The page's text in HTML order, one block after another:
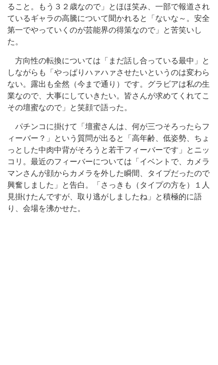
ること。もう３２歳なので」とほほ笑み、一部で報道され
ているギャラの高騰について聞かれると「ないな～。安全
第一でやっていくのが芸能界の得策なので」と苦笑いし
た。
方向性の転換については「まだ話し合っている最中」と
しながらも「やっぱりハァハァさせたいというのは変わら
ない。露出も全然（今まで通り）です。グラビアは私の生
業なので、大事にしていきたい。皆さんが求めてくれてこ
その壇蜜なので」と笑顔で語った。
パチンコに掛けて「壇蜜さんは、何が三つそろったらフ
ィーバー？」という質問が出ると「高年齢、低姿勢、ちょ
っとした中肉中背がそろうと若干フィーバーです」とニッ
コリ。最近のフィーバーについては「イベントで、カメラ
マンさんが顔からカメラを外した瞬間、タイプだったので
興奮しました」と告白。「さっきも（タイプの方を）１人
見掛けたんですが、取り逃がしましたね」と積極的に語
り、会場を沸かせた。